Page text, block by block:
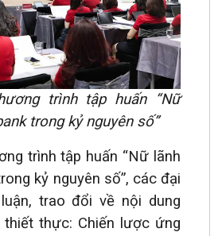
trình tập huấn “Nữ
trong kỷ nguyên số”
trình tập huấn “Nữ lãnh
kỷ nguyên số”, các đại
trao đổi về nội dung
thiết thực: Chiến lược ứng